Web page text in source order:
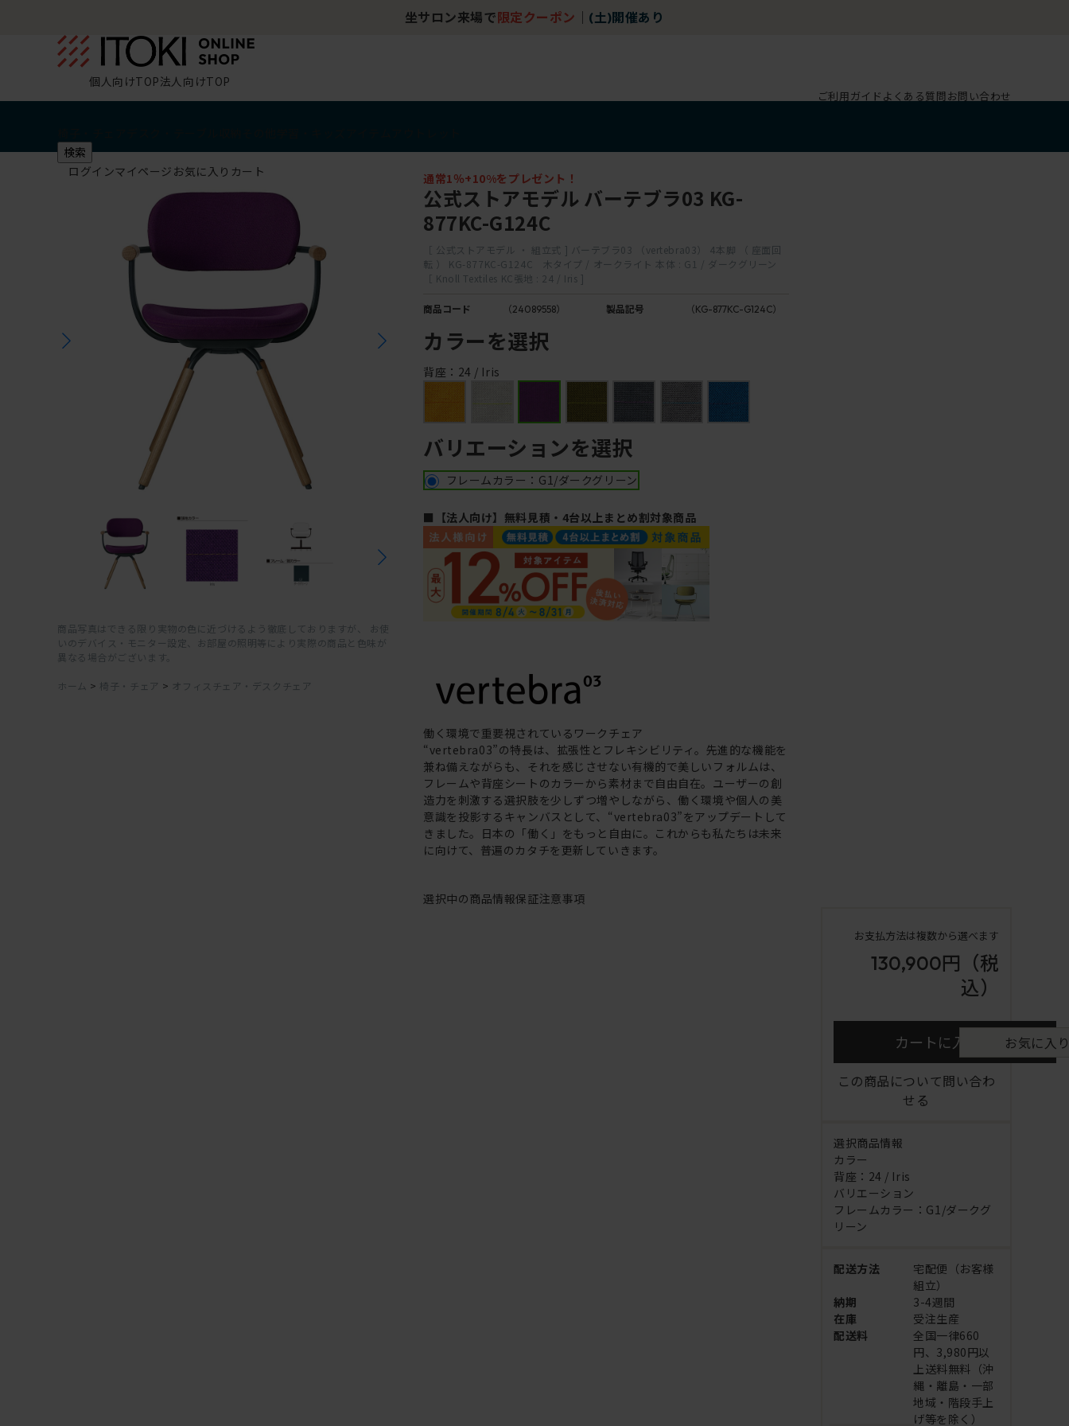
坐サロン来場で 限定クーポン (土)開催あり
個人向けTOP法人向けTOP
ご利用ガイド よくある質問お問い合わせ
検索
ログインマイページ お気に入り カート
背
商品写真はできる限り実物の色に近づけるよう徹底しておりますが、 お使
いのデバイス・モニター設定、お部屋の照明等により実際の商品と色味が
異なる場合がございます。
ホーム > 椅子・チェア > オフィスチェア・デスクチェア
通常1％+10%をプレゼント！
公式ストアモデル バーテブラ03 KG-
877KC-G124C
［ 公式ストアモデル ・ 組立式 ] バーテブラ03 （vertebra03） 4本脚 （ 座面回
転 ） KG-877KC-G124C 木タイプ / オークライト 本体 : G1 / ダークグリーン
［ Knoll Textiles KC張地 : 24 / Iris ]
商品コード （24089558） 製品記号 （KG-877KC-G124C）
カラーを選択
背座：24 / Iris
バリエーションを選択
フレームカラー：G1/ダークグリーン
■【法人向け】無料見積・4台以上まとめ割対象商品
働く環境で重要視されているワークチェア
“vertebra03”の特長は、拡張性とフレキシビリティ。先進的な機能を
兼ね備えながらも、それを感じさせない有機的で美しいフォルムは、
フレームや背座シートのカラーから素材まで自由自在。ユーザーの創
造力を刺激する選択肢を少しずつ増やしながら、働く環境や個人の美
意識を投影するキャンバスとして、“vertebra03”をアップデートして
きました。日本の「働く」をもっと自由に。これからも私たちは未来
に向けて、普遍のカタチを更新していきます。
選択中の商品情報保証注意事項
お支払方法は複数から選べます
130,900円 （税
込）
カートに入れる お気に入
この商品について問い合わ
せる
選択商品情報
カラー
背座：24 / Iris
バリエーション
フレームカラー：G1/ダークグ
リーン
配送方法
宅配便（お客様
組立）
納期
3-4週間
在庫
受注生産
配送料
全国一律660
円、3,980円以
上送料無料（沖
縄・離島・一部
地域・階段手上
げ等を除く）